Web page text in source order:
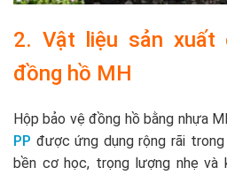
2. Vật liệu sản xuất
đồng hồ MH
Hộp bảo vệ đồng hồ bằng nhựa
PP được ứng dụng rộng rãi
bền cơ học, trọng lượng nhẹ và